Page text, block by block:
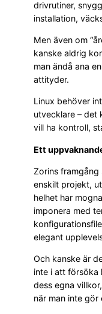
drivrutiner,
installation,
Men även om
kanske aldrig
man ändå ana
attityder.
Linux behöver
utvecklare – det
vill ha kontroll,
Ett
Zorins
enskilt projekt,
helhet har
imponera med
elegant
Och kanske är
inte i att försöka
dess egna
när man inte gör